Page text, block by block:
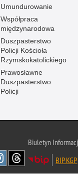
Umundurowanie
Współpraca
międzynarodowa
Duszpasterstwo
Policji Kościoła
Rzymskokatolickiego
Prawosławne
Duszpasterstwo
Policji
Biuletyn
BIP KGP